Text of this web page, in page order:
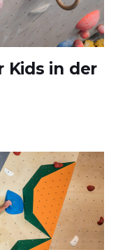
Kids in der